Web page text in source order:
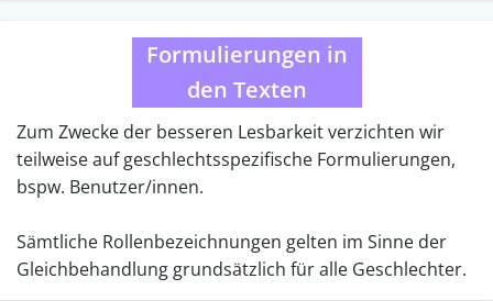
Formulierungen in
den Texten
Zum Zwecke der besseren Lesbarkeit verzichten wir
teilweise auf geschlechtsspezifische Formulierungen,
bspw. Benutzer/innen.
Sämtliche Rollenbezeichnungen gelten im Sinne der
Gleichbehandlung grundsätzlich für alle Geschlechter.